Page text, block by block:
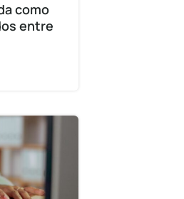
como
entre